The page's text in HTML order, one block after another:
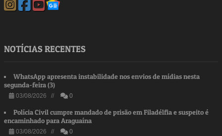
NOTÍCIAS RECENTES
WhatsApp apresenta instabilidade nos envios de mídias nesta
segunda-feira (3)
03/08/2026 // 0
Polícia Civil cumpre mandado de prisão em Filadélfia e suspeito é
encaminhado para Araguaína
03/08/2026 // 0